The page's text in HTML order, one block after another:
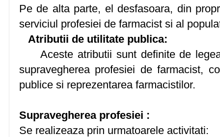
Pe de alta parte, el desfasoara, din
serviciul profesiei de farmacist si al
Atributii de utilitate publica:
Aceste atributii sunt definite de
supravegherea profesiei de farmacist,
publice si reprezentarea farmacistilor.
Supravegherea profesiei :
Se realizeaza prin urmatoarele activitati: